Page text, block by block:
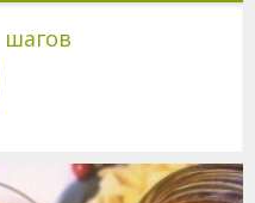
шагов